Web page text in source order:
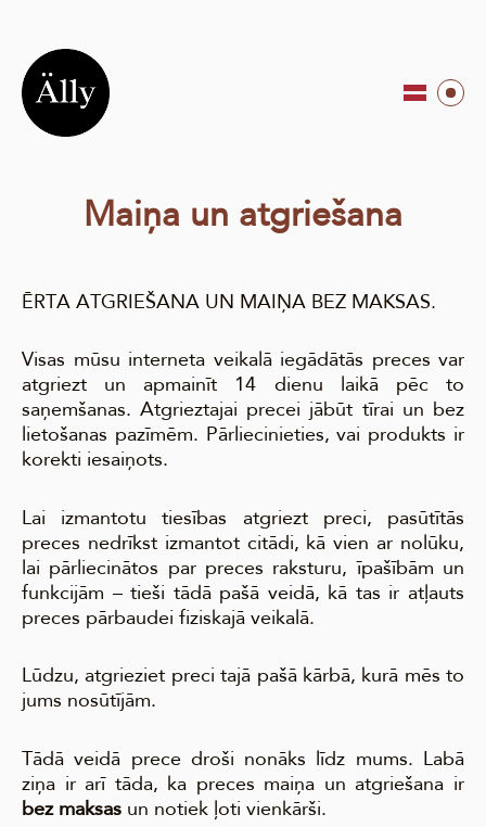
Maiņa un atgriešana
ĒRTA ATGRIEŠANA UN MAIŅA BEZ MAKSAS.
Visas mūsu interneta veikalā iegādātās preces var
atgriezt un apmainīt 14 dienu laikā pēc to
saņemšanas. Atgrieztajai precei jābūt tīrai un bez
lietošanas pazīmēm. Pārliecinieties, vai produkts ir
korekti iesaiņots.
Lai izmantotu tiesības atgriezt preci, pasūtītās
preces nedrīkst izmantot citādi, kā vien ar nolūku,
lai pārliecinātos par preces raksturu, īpašībām un
funkcijām – tieši tādā pašā veidā, kā tas ir atļauts
preces pārbaudei fiziskajā veikalā.
Lūdzu, atgrieziet preci tajā pašā kārbā, kurā mēs to
jums nosūtījām.
Tādā veidā prece droši nonāks līdz mums. Labā
ziņa ir arī tāda, ka preces maiņa un atgriešana ir
bez maksas un notiek ļoti vienkārši.